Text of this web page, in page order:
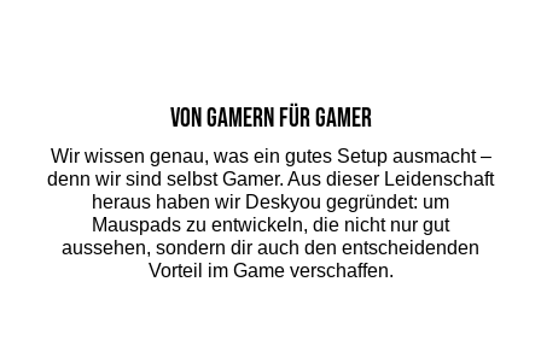
Von Gamern für Gamer
Wir wissen genau, was ein gutes Setup ausmacht –
denn wir sind selbst Gamer. Aus dieser Leidenschaft
heraus haben wir Deskyou gegründet: um
Mauspads zu entwickeln, die nicht nur gut
aussehen, sondern dir auch den entscheidenden
Vorteil im Game verschaffen.